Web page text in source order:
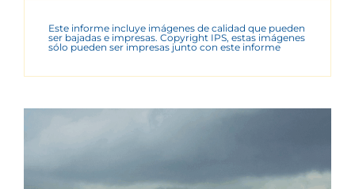
Este informe incluye imágenes de calidad que pueden
ser bajadas e impresas. Copyright IPS, estas imágenes
sólo pueden ser impresas junto con este informe